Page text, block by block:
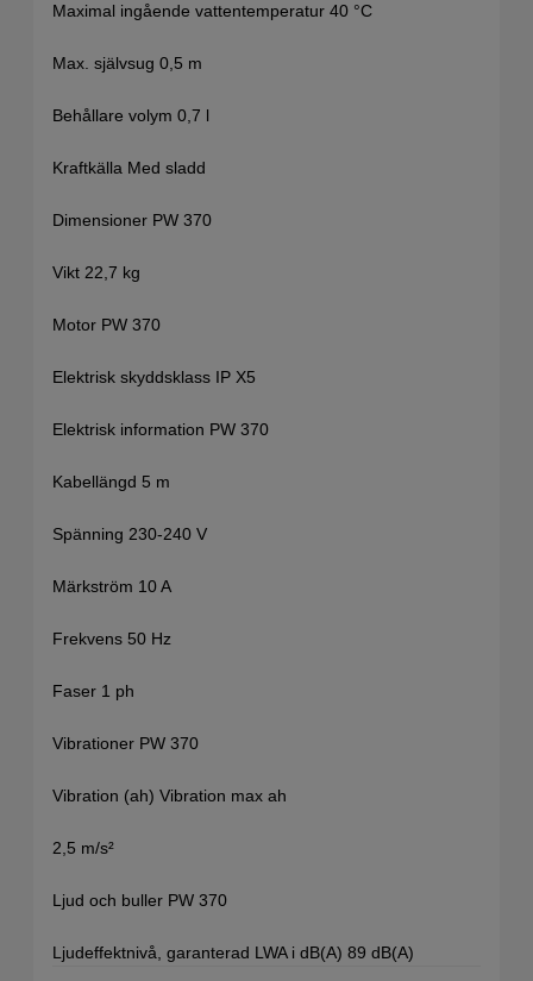
Maximal ingående vattentemperatur 40 °C
Max. självsug 0,5 m
Behållare volym 0,7 l
Kraftkälla Med sladd
Dimensioner PW 370
Vikt 22,7 kg
Motor PW 370
Elektrisk skyddsklass IP X5
Elektrisk information PW 370
Kabellängd 5 m
Spänning 230-240 V
Märkström 10 A
Frekvens 50 Hz
Faser 1 ph
Vibrationer PW 370
Vibration (ah) Vibration max ah
2,5 m/s²
Ljud och buller PW 370
Ljudeffektnivå, garanterad LWA i dB(A) 89 dB(A)